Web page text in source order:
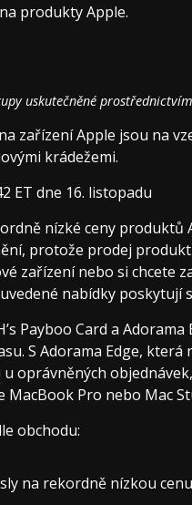
produkty Apple.
uskutečněné
zařízení Apple jsou na
krádežemi.
ET dne 16. listopadu
nízké ceny produktů
protože prodej
zařízení nebo si chcete
nabídky poskytují
Payboo Card a
S Adorama Edge, která
oprávněných
Pro nebo Mac
obchodu:
na rekordně nízkou